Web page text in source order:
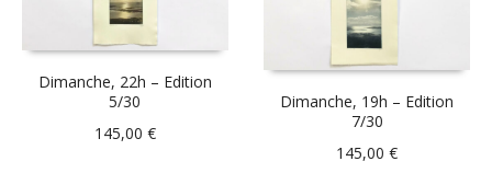
Dimanche, 22h – Edition
5/30
145,00 €
Dimanche, 19h – Edition
7/30
145,00€